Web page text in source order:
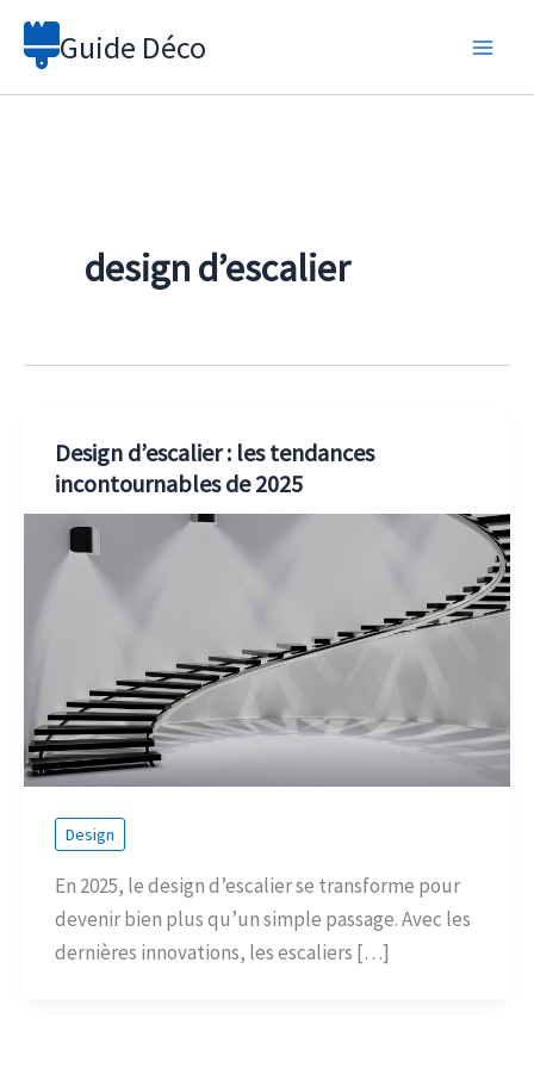
Aller
Guide Déco
design d’escalier
Design d’escalier : les tendances
incontournables de 2025
Design
En 2025, le design d’escalier se transforme pour
devenir bien plus qu’un simple passage. Avec les
dernières innovations, les escaliers […]